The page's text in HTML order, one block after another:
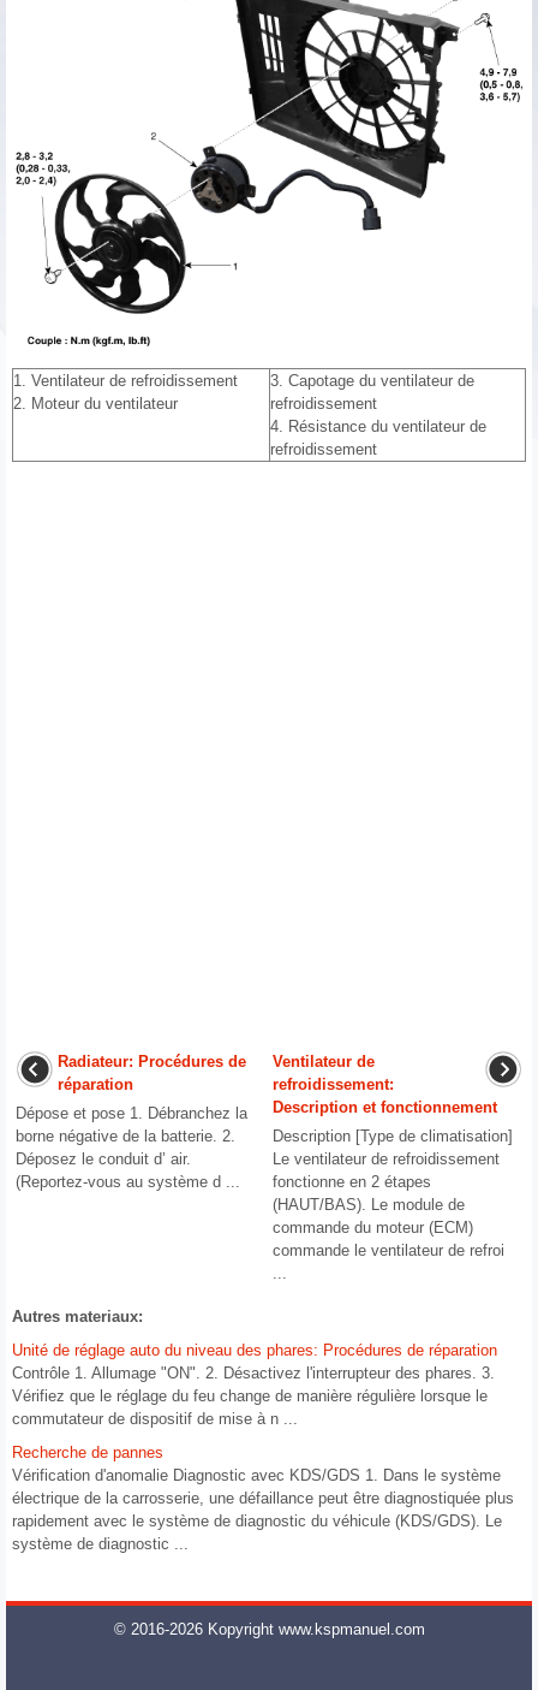
1. Ventilateur de refroidissement
2. Moteur du ventilateur
3. Capotage du ventilateur de
refroidissement
4. Résistance du ventilateur de
refroidissement
Radiateur: Procédures de
réparation
Dépose et pose 1. Débranchez la
borne négative de la batterie. 2.
Déposez le conduit d’ air.
(Reportez-vous au système d ...
Ventilateur de
refroidissement:
Description et fonctionnement
Description [Type de climatisation]
Le ventilateur de refroidissement
fonctionne en 2 étapes
(HAUT/BAS). Le module de
commande du moteur (ECM)
commande le ventilateur de refroi
...
Autres materiaux:
Unité de réglage auto du niveau des phares: Procédures de réparation
Contrôle 1. Allumage "ON". 2. Désactivez l'interrupteur des phares. 3.
Vérifiez que le réglage du feu change de manière régulière lorsque le
commutateur de dispositif de mise à n ...
Recherche de pannes
Vérification d'anomalie Diagnostic avec KDS/GDS 1. Dans le système
électrique de la carrosserie, une défaillance peut être diagnostiquée plus
rapidement avec le système de diagnostic du véhicule (KDS/GDS). Le
système de diagnostic ...
© 2016-2026 Kopyright www.kspmanuel.com